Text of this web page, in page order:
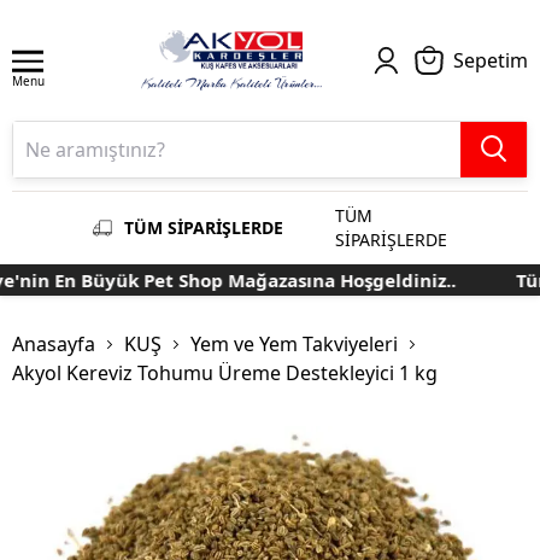
Menu
Sepetim
TÜM SİPARİŞLERDE
TÜM
SİPARİŞLERDE
En Büyük Pet Shop Mağazasına Hoşgeldiniz..
Anasayfa KUŞ
Yem ve Yem Takviyeleri
Akyol Kereviz Tohumu Üreme Destekleyici 1 kg